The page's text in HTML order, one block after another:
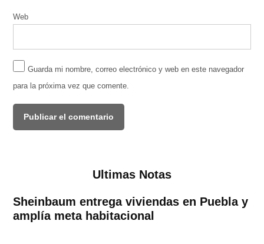
Web
Guarda mi nombre, correo electrónico y web en este navegador
para la próxima vez que comente.
Ultimas Notas
Sheinbaum entrega viviendas en Puebla y
amplía meta habitacional